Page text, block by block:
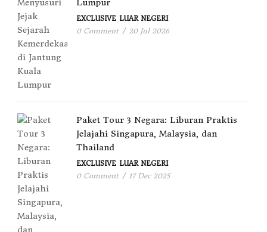
EXCLUSIVE LUAR NEGERI
0 Comment / 20 Jul 2026
Paket Tour 3 Negara: Liburan Praktis
Jelajahi Singapura, Malaysia, dan
Thailand
EXCLUSIVE LUAR NEGERI
0 Comment / 17 Dec 2025